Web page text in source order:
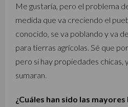
Me gustaría, pero el problema
medida que va creciendo el
conocido, se va poblando y va
para tierras agrícolas. Sé que
pero sí hay propiedades chicas,
sumaran.
¿Cuáles han sido las